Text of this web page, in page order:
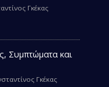
Γκέκας
Συμπτώματα και
Γκέκας